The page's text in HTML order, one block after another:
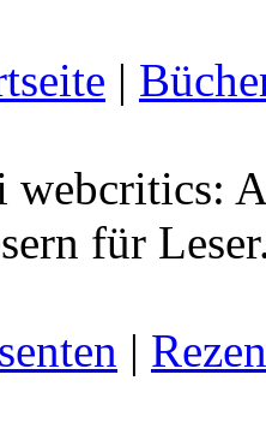
|
webcritics:
für
|